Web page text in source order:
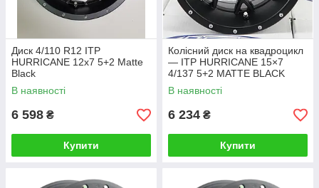
Диск 4/110 R12 ITP
HURRICANE 12x7 5+2 Matte
Black
В наявності
6 598 ₴
Купити
Колісний диск на квадроцикл
— ITP HURRICANE 15×7
4/137 5+2 MATTE BLACK
1528645536B
ALUG14#20#1819BX
В наявності
6 234 ₴
Купити